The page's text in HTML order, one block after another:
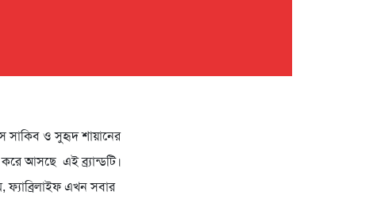
সাকিব ও সুহৃদ শায়ানের
করে আসছে এই ব্র্যান্ডটি।
এখন সবার